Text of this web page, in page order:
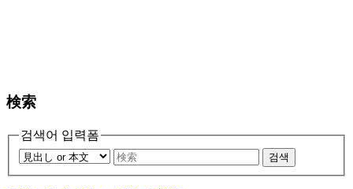
検索
검색어 입력폼
검색